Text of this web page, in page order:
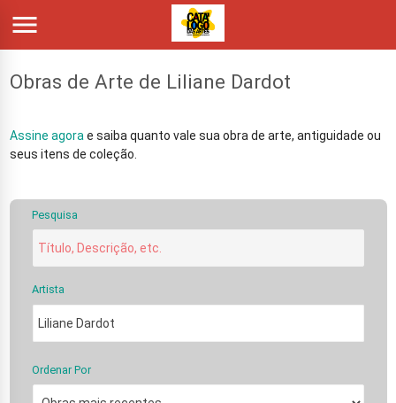

Obras de Arte de Liliane Dardot
Assine agora e saiba quanto vale sua obra de arte, antiguidade ou
seus itens de coleção.
Pesquisa
Artista
Ordenar Por